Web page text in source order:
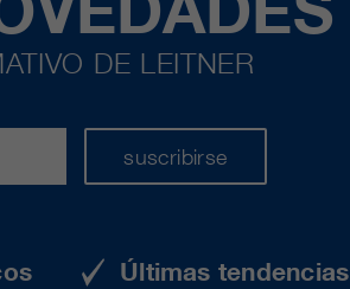
DE LEITNER
suscribirse
Últimas tendencias